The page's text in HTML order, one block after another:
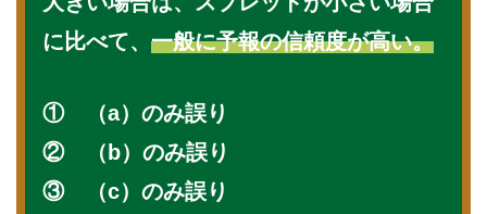
に比べて、 一般に予報の信頼度が高い。
① （a）のみ誤り
② （b）のみ誤り
③ （c）のみ誤り